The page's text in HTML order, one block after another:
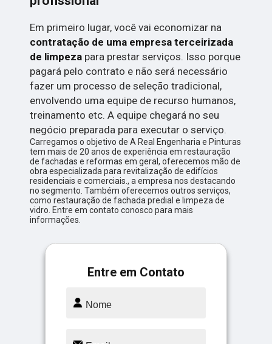
Em primeiro lugar, você vai economizar na
contratação de uma empresa terceirizada
de limpeza para prestar serviços. Isso porque
pagará pelo contrato e não será necessário
fazer um processo de seleção tradicional,
envolvendo uma equipe de recurso humanos,
treinamento etc. A equipe chegará no seu
negócio preparada para executar o serviço.
Carregamos o objetivo de A Real Engenharia e Pinturas
tem mais de 20 anos de experiência em restauração
de fachadas e reformas em geral, oferecemos mão de
obra especializada para revitalização de edifícios
residenciais e comerciais., a empresa nos destacando
no segmento. Também oferecemos outros serviços,
como restauração de fachada predial e limpeza de
vidro. Entre em contato conosco para mais
informações.
Entre em Contato